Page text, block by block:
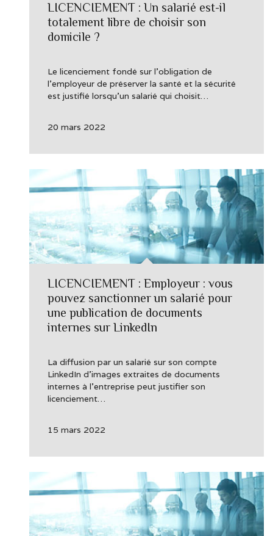
LICENCIEMENT : Un salarié est-il
totalement libre de choisir son
domicile ?
Le licenciement fondé sur l’obligation de
l’employeur de préserver la santé et la sécurité
est justifié lorsqu’un salarié qui choisit…
20 mars 2022
LICENCIEMENT : Employeur : vous
pouvez sanctionner un salarié pour
une publication de documents
internes sur LinkedIn
La diffusion par un salarié sur son compte
LinkedIn d’images extraites de documents
internes à l’entreprise peut justifier son
licenciement…
15 mars 2022